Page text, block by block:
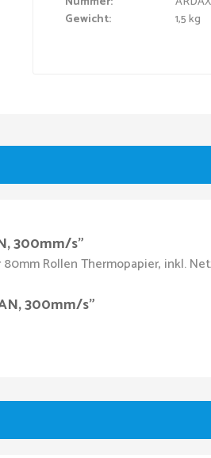
Gewicht:
1,5 kg
300mm/s"
Rollen Thermopapier, inkl.
300mm/s"